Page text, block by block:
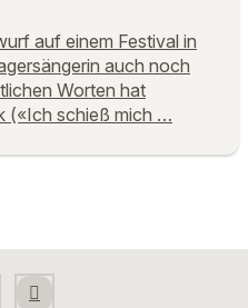
auf einem Festival in
auch noch
Worten hat
(«Ich schieß mich …